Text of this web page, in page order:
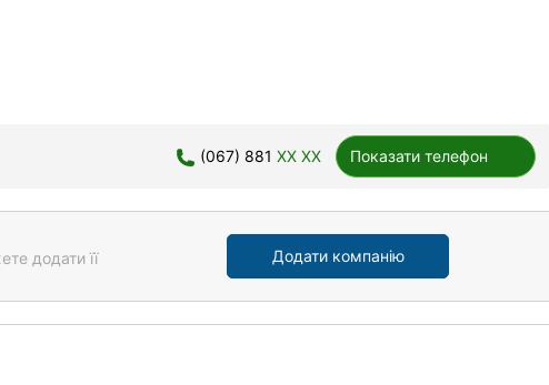
(067) 881 XX XX Показати телефон
додати її Додати компанію